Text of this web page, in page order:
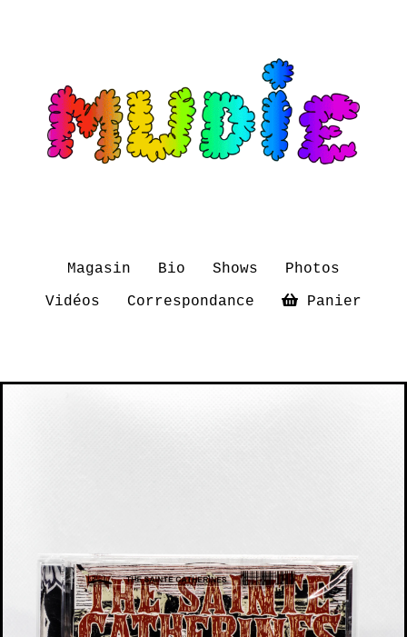
Magasin Bio Shows
Photos
Vidéos
Correspondance Panier